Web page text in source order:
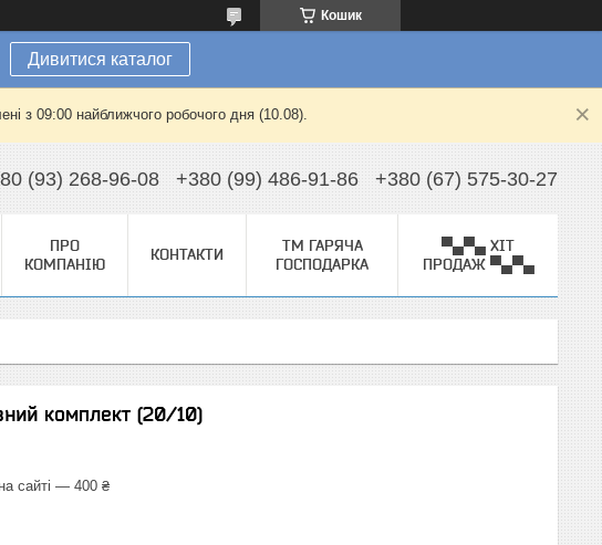
Кошик
Дивитися каталог
з 09:00 найближчого робочого дня (10.08).
(93) 268-96-08 +380 (99) 486-91-86 +380 (67) 575-30-27
ПРО
КОМПАНІЮ
КОНТАКТИ
ТМ ГАРЯЧА
ГОСПОДАРКА
▀▄▀▄ ХІТ
ПРОДАЖ ▀▄▀▄
комплект (20/10)
сайті — 400 ₴